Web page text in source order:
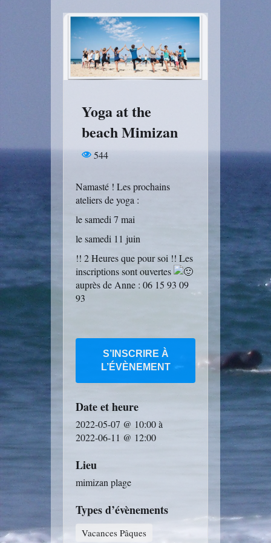
Yoga at the
beach Mimizan
544
Namasté ! Les prochains
ateliers de yoga :
le samedi 7 mai
le samedi 11 juin
!! 2 Heures que pour soi !! Les
inscriptions sont ouvertes
auprès de Anne : 06 15 93 09
93
S’INSCRIRE À
L’ÉVÈNEMENT
Date et heure
2022-05-07 @ 10:00à
2022-06-11 @ 12:00
Lieu
mimizan plage
Types d’évènements
Vacances Pâques